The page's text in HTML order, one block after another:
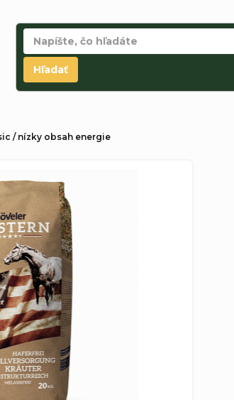
Hľadať
/ nízky obsah energie